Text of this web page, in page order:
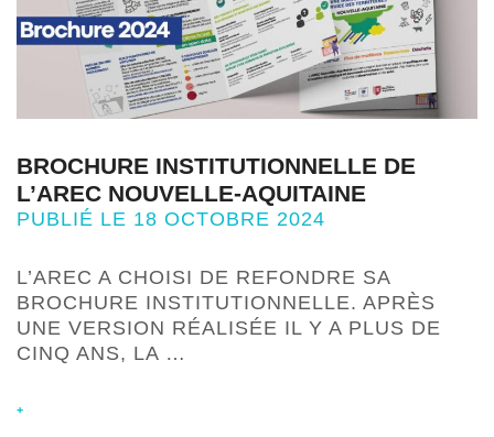
BROCHURE INSTITUTIONNELLE DE
L’AREC NOUVELLE-AQUITAINE
PUBLIÉ LE 18 OCTOBRE 2024
L’AREC A CHOISI DE REFONDRE SA
BROCHURE INSTITUTIONNELLE. APRÈS
UNE VERSION RÉALISÉE IL Y A PLUS DE
CINQ ANS, LA …
+